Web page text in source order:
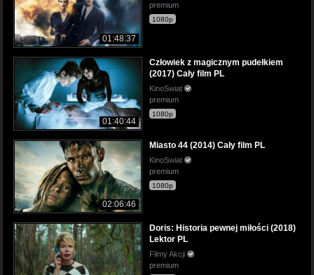
01:48:37
premium
1080p
01:40:44
Człowiek z magicznym pudełkiem
(2017) Cały film PL
KinoSwiat
premium
1080p
02:06:46
Miasto 44 (2014) Cały film PL
KinoSwiat
premium
1080p
Doris: Historia pewnej miłości (2018)
Lektor PL
Filmy Akcji
premium